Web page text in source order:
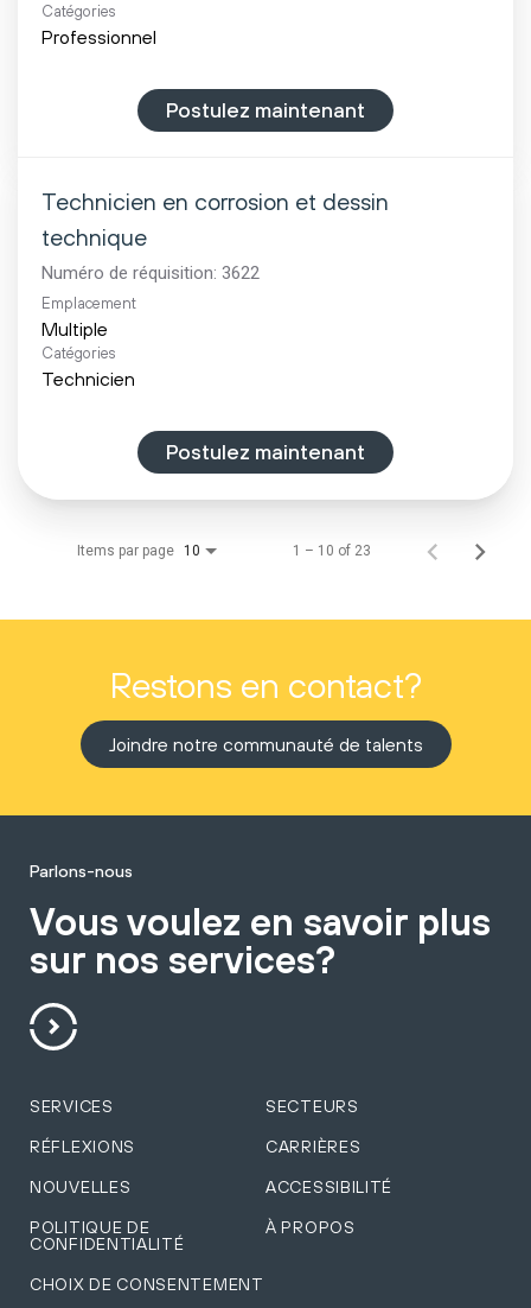
Catégories
Professionnel
Postulez maintenant
Technicien en corrosion et dessin
technique
Numéro de réquisition: 3622
Emplacement
Multiple
Catégories
Technicien
Postulez maintenant
Items par page 10 1 – 10 of 23
Restons en contact?
Joindre notre communauté de talents
Parlons-nous
Vous voulez en savoir plus
sur nos services?
SERVICES SECTEURS
RÉFLEXIONS CARRIÈRES
NOUVELLES ACCESSIBILITÉ
POLITIQUE DE
CONFIDENTIALITÉ
À PROPOS
CHOIX DE CONSENTEMENT